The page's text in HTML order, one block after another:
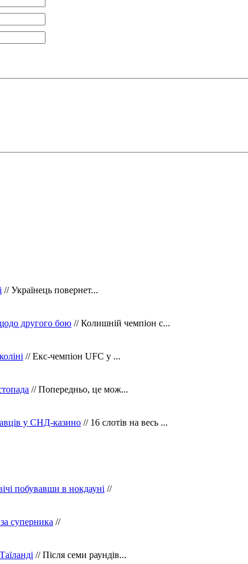
// Українець повернет...
другого бою // Колишній чемпіон с...
// Екс-чемпіон UFC у ...
// Попередньо, це мож...
у СНД-казино // 16 слотів на весь ...
побувавши в нокдауні //
суперника //
// Після семи раундів...